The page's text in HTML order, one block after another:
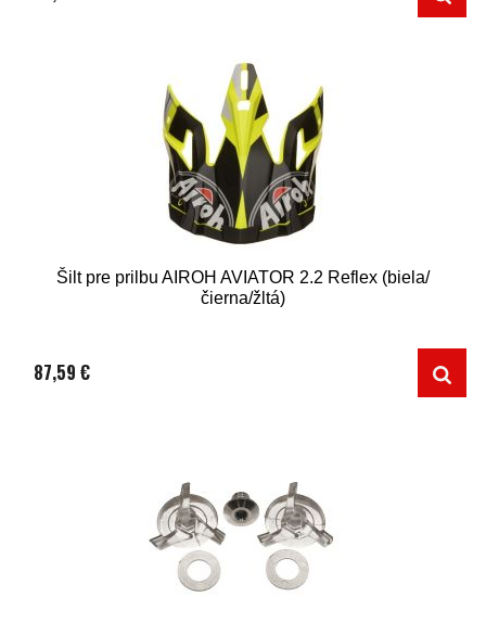
Šilt pre prilbu AIROH AVIATOR 2.2 Reflex (biela/
čierna/žltá)
87,59 €